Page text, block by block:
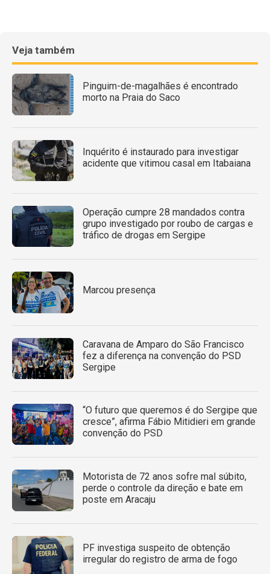
Veja também
Pinguim-de-magalhães é encontrado
morto na Praia do Saco
Inquérito é instaurado para investigar
acidente que vitimou casal em Itabaiana
Operação cumpre 28 mandados contra
grupo investigado por roubo de cargas e
tráfico de drogas em Sergipe
Marcou presença
Caravana de Amparo do São Francisco
fez a diferença na convenção do PSD
Sergipe
“O futuro que queremos é do Sergipe que
cresce”, afirma Fábio Mitidieri em grande
convenção do PSD
Motorista de 72 anos sofre mal súbito,
perde o controle da direção e bate em
poste em Aracaju
PF investiga suspeito de obtenção
irregular do registro de arma de fogo